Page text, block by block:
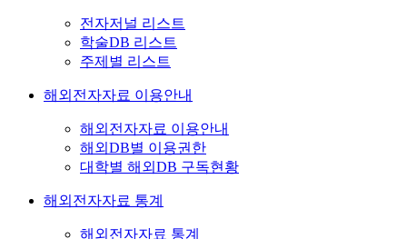
전자저널 리스트
학술DB 리스트
주제별 리스트
해외전자자료 이용안내
해외전자자료 이용안내
해외DB별 이용권한
대학별 해외DB 구독현황
해외전자자료 통계
해외전자자료 통계